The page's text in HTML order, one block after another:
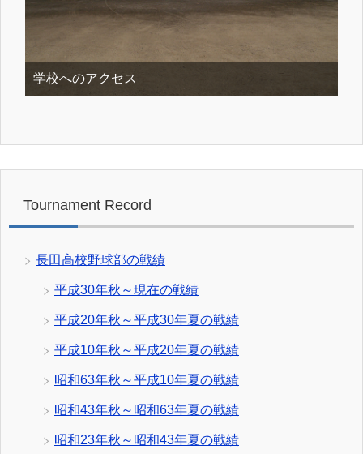
学校へのアクセス
Tournament Record
長田高校野球部の戦績
平成30年秋～現在の戦績
平成20年秋～平成30年夏の戦績
平成10年秋～平成20年夏の戦績
昭和63年秋～平成10年夏の戦績
昭和43年秋～昭和63年夏の戦績
昭和23年秋～昭和43年夏の戦績